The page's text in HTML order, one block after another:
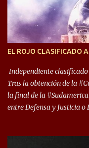
transitó por la primera
años. Dock Sud es otro de
foco de atención es la
encuentro, más allá de
deporte”, afirmó
EL ROJO CLASIFICADO
Independiente
Tras la obtención de la
la final de la
entre Defensa y Justicia o
que iniciará en fase de